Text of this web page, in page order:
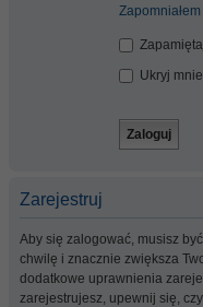
Zapomniałem
Ukryj
Zarejestruj
Aby się zalogować, musisz
chwilę i znacznie zwiększa
dodatkowe uprawnienia
zarejestrujesz, upewnij się,